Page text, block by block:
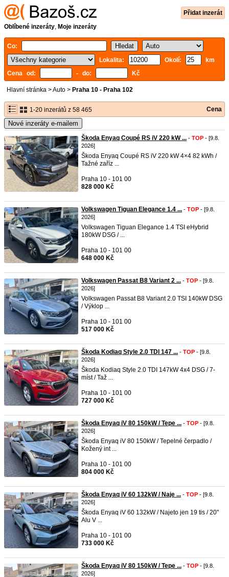
Přidat inzerát
Oblíbené inzeráty, Moje inzeráty
Co:
Lokalita:
Okolí:
km
Cena od:
- do: Kč
Hlavní stránka >Auto > Praha 10 - Praha 102
1-20 inzerátů z 58 465 Cena
Nové inzeráty e-mailem
Škoda Enyaq Coupé RS iV 220 kW ... - TOP - [9.8.
2026]
Škoda Enyaq Coupé RS iV 220 kW 4×4 82 kWh /
Tažné zaříz ...
Praha 10 - 101 00
828 000 Kč
Volkswagen Tiguan Elegance 1.4 ... - TOP - [9.8.
2026]
Volkswagen Tiguan Elegance 1.4 TSI eHybrid
180kW DSG / ...
Praha 10 - 101 00
648 000 Kč
Volkswagen Passat B8 Variant 2 ... - TOP - [9.8.
2026]
Volkswagen Passat B8 Variant 2.0 TSI 140kW DSG
/ Výklop ...
Praha 10 - 101 00
517 000 Kč
Škoda Kodiaq Style 2.0 TDI 147 ... - TOP - [9.8.
2026]
Škoda Kodiaq Style 2.0 TDI 147kW 4x4 DSG / 7-
míst / Taž ...
Praha 10 - 101 00
727 000 Kč
Škoda Enyaq iV 80 150kW / Tepe ... - TOP - [9.8.
2026]
Škoda Enyaq iV 80 150kW / Tepelné čerpadlo /
Kožený int ...
Praha 10 - 101 00
804 000 Kč
Škoda Enyaq iV 60 132kW / Naje ... - TOP - [9.8.
2026]
Škoda Enyaq iV 60 132kW / Najeto jen 19 tis / 20"
Alu V ...
Praha 10 - 101 00
733 000 Kč
Škoda Enyaq iV 80 150kW / Tepe ... - TOP - [9.8.
2026]